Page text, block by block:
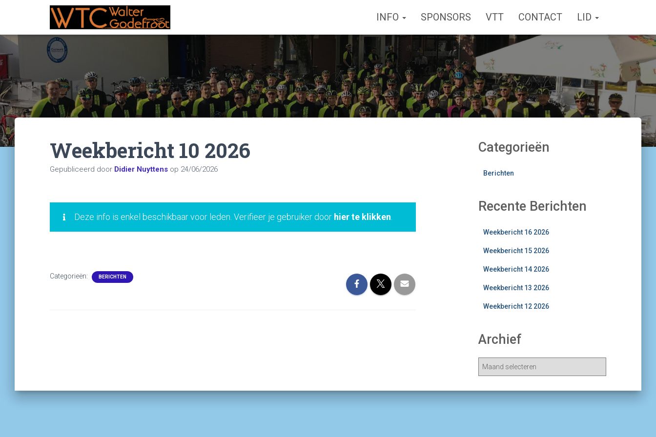
INFO SPONSORS VTT CONTACT LID
Weekbericht 10 2026
Gepubliceerd door Didier Nuyttens op 24/06/2026
Deze info is enkel beschikbaar voor leden. Verifieer je gebruiker door hier te klikken
Categorieën: BERICHTEN
Categorieën
Berichten
Recente Berichten
Weekbericht 16 2026
Weekbericht 15 2026
Weekbericht 14 2026
Weekbericht 13 2026
Weekbericht 12 2026
Archief
h